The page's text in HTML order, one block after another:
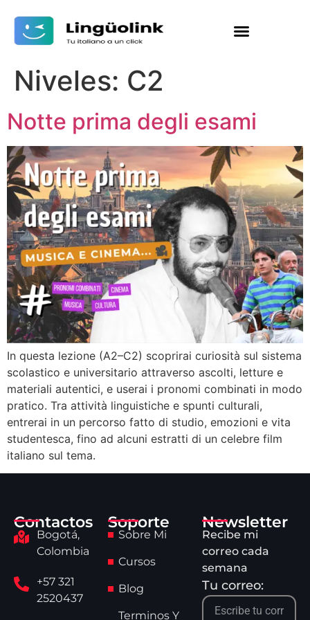
Niveles: C2
Notte prima degli esami
In questa lezione (A2–C2) scoprirai curiosità sul sistema
scolastico e universitario attraverso ascolti, letture e
materiali autentici, e userai i pronomi combinati in modo
pratico. Tra attività linguistiche e spunti culturali,
entrerai in un percorso fatto di studio, emozioni e vita
studentesca, fino ad alcuni estratti di un celebre film
italiano sul tema.
Contactos
Bogotá,
Colombia
+57 321
2520437
Soporte
Sobre Mi
Cursos
Blog
Terminos Y
Newsletter
Recibe mi
correo cada
semana
Tu correo: